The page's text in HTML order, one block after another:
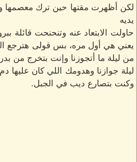
لكن أظهرت مقتها حين ترك معصمها
يديه
حاولت الابتعاد عنه وتنحنحت قائلة
يعني هي أول مره، بس قولى هترجع
من ليلة ما أتجوزنا وإنت بتخرج من
ليلة جوازنا وهدومك اللي كان عليها
وكنت بتصارع ديب في الجبل.